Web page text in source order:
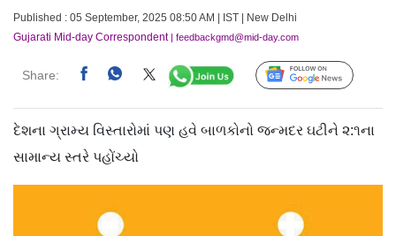
Published : 05 September, 2025 08:50 AM | IST | New Delhi
Gujarati Mid-day Correspondent| feedbackgmd@mid-day.com
Share: Follow Us
દેશના ગ્રામ્ય વિસ્તારોમાં પણ હવે બાળકોનો જન્મદર ઘટીને ૨:૧ના
સામાન્ય સ્તરે પહોંચ્યો